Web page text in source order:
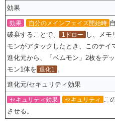
効果
効果 自分のメインフェイズ開始時
破棄することで、
1ドロー し、メモ
モンがアタックしたとき、このテ
進化元から、「ベムモン」2枚をデ
モン1体を 退化1 。
進化元/セキュリティ効果
セキュリティ効果 セキュリティ
こ
させる。